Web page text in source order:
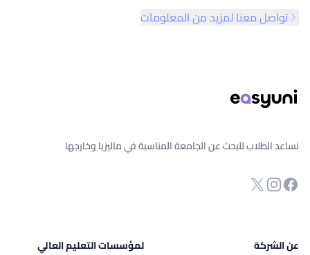
تواصل معنا لمزيد من المعلومات
نساعد الطلاب للبحث عن الجامعة المناسبة في ماليزيا وخارجها
صفحة الفيسبوك
انستجرام
Twitter
عن الشركة
لمؤسسات التعليم العالي